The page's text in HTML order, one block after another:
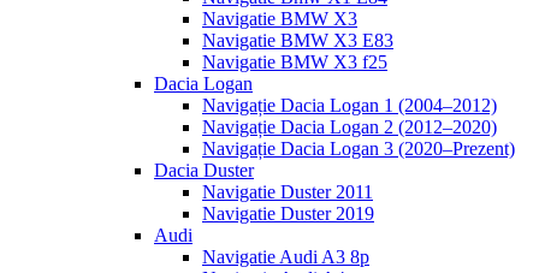
Navigatie BMW X3
Navigatie BMW X3 E83
Navigatie BMW X3 f25
Dacia Logan
Navigație Dacia Logan 1 (2004–2012)
Navigație Dacia Logan 2 (2012–2020)
Navigație Dacia Logan 3 (2020–Prezent)
Dacia Duster
Navigatie Duster 2011
Navigatie Duster 2019
Audi
Navigatie Audi A3 8p